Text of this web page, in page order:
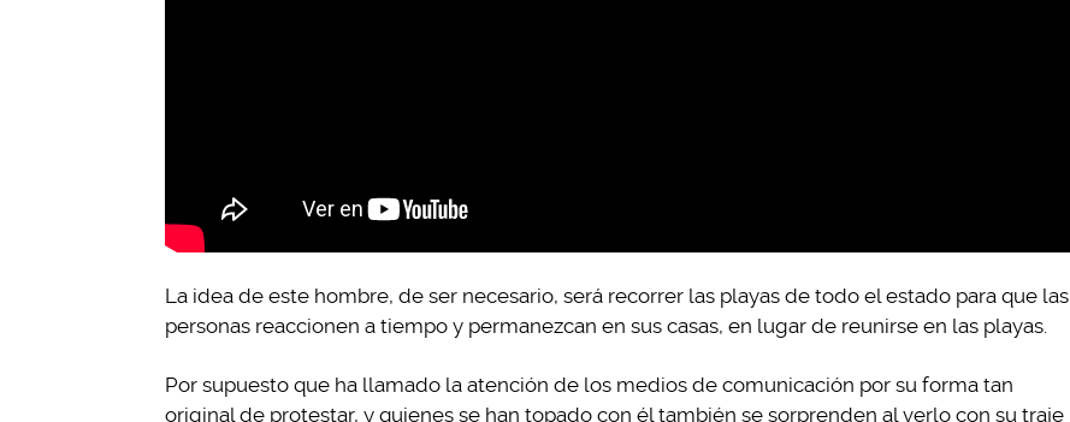
La idea de este hombre, de ser necesario, será recorrer las playas de todo el estado para que las
personas reaccionen a tiempo y permanezcan en sus casas, en lugar de reunirse en las playas.
Por supuesto que ha llamado la atención de los medios de comunicación por su forma tan
original de protestar, y quienes se han topado con él también se sorprenden al verlo con su traje